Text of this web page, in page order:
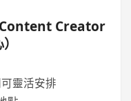
Creator
靈活安排